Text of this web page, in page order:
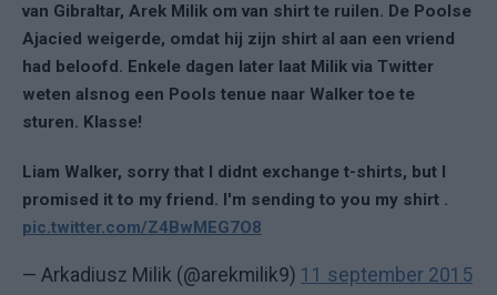
van Gibraltar, Arek Milik om van shirt te ruilen. De Poolse
Ajacied weigerde, omdat hij zijn shirt al aan een vriend
had beloofd. Enkele dagen later laat Milik via Twitter
weten alsnog een Pools tenue naar Walker toe te
sturen. Klasse!
Liam Walker, sorry that I didnt exchange t-shirts, but I
promised it to my friend. I'm sending to you my shirt .
pic.twitter.com/Z4BwMEG7O8
— Arkadiusz Milik (@arekmilik9) 11 september 2015